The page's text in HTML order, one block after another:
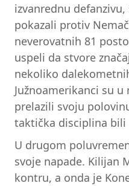
izvanrednu
pokazali protiv
neverovatnih 81
uspeli da stvore
nekoliko
Južnoamerikanci su
prelazili svoju
taktička disciplina bili
U drugom
svoje napade. Kilijan
kontru, a onda je